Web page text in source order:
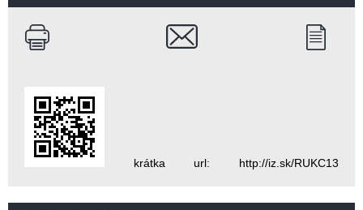
krátka url: http://iz.sk/RUKC13